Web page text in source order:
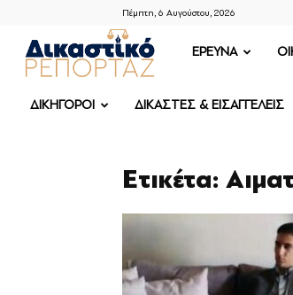
Πέμπτη, 6 Αυγούστου, 2026
ΔΙΚΑΣΤΙΚΟ
ΡΕΠΟΡΤΑΖ
ΕΡΕΥΝΑ
ΔΙΚΗΓΟΡΟΙ ΔΙΚΑΣΤΕΣ & ΕΙΣΑΓΓΕΛΕΙΣ
Ετικέτα: